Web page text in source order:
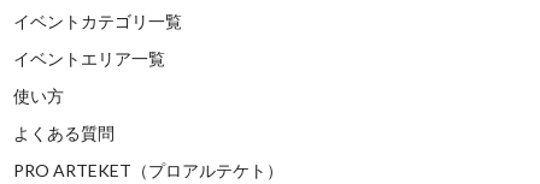
イベントカテゴリ一覧
イベントエリア一覧
使い方
よくある質問
PRO ARTEKET（プロアルテケト）